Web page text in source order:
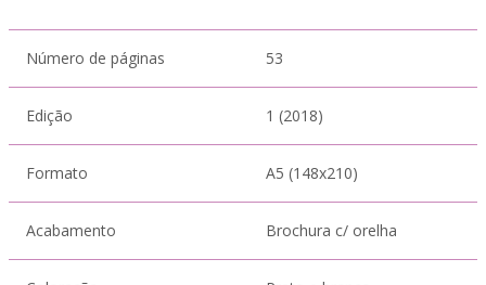
Número de páginas 53
Edição 1 (2018)
Formato A5 (148x210)
Acabamento Brochura c/ orelha